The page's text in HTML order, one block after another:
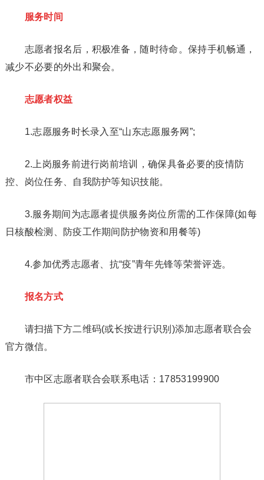
服务时间
志愿者报名后，积极准备，随时待命。保持手机畅通，
减少不必要的外出和聚会。
志愿者权益
1.志愿服务时长录入至“山东志愿服务网”;
2.上岗服务前进行岗前培训，确保具备必要的疫情防
控、岗位任务、自我防护等知识技能。
3.服务期间为志愿者提供服务岗位所需的工作保障(如每
日核酸检测、防疫工作期间防护物资和用餐等)
4.参加优秀志愿者、抗“疫”青年先锋等荣誉评选。
报名方式
请扫描下方二维码(或长按进行识别)添加志愿者联合会
官方微信。
市中区志愿者联合会联系电话：17853199900